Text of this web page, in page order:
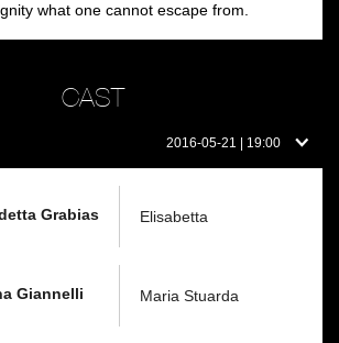
what one cannot escape from.
CAST
2016-05-21 | 19:00
Grabias Elisabetta
Giannelli Maria Stuarda